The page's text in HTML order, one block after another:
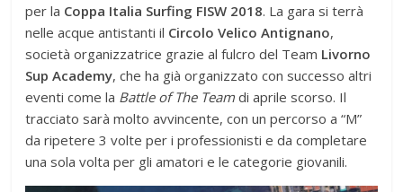
per la Coppa Italia Surfing FISW 2018. La gara si terrà
nelle acque antistanti il Circolo Velico Antignano,
società organizzatrice grazie al fulcro del Team Livorno
Sup Academy, che ha già organizzato con successo altri
eventi come la Battle of The Team di aprile scorso. Il
tracciato sarà molto avvincente, con un percorso a “M”
da ripetere 3 volte per i professionisti e da completare
una sola volta per gli amatori e le categorie giovanili.